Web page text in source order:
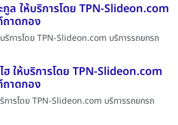
ล ให้บริการโดย TPN-Slideon.com
ถาดกอง
ริการโดย TPN-Slideon.com บริการรถยกรถ
ให้บริการโดย TPN-Slideon.com
ถาดกอง
การโดย TPN-Slideon.com บริการรถยกรถ